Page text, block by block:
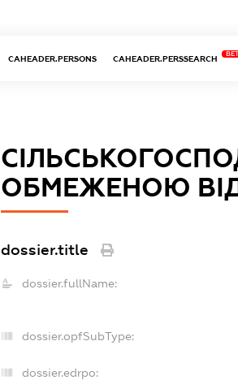
CAHEADER.PERSONS CAHEADER.PERSSEARCH
ОБМЕЖЕНОЮ
dossier.title
dossier.fullName:
dossier.opfSubType:
dossier.edrpo: